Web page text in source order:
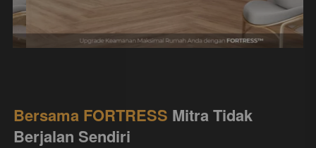
Bersama FORTRESS Mitra Tidak
Berjalan Sendiri